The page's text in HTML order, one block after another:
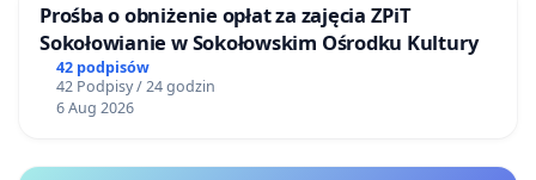
Prośba o obniżenie opłat za zajęcia ZPiT
Sokołowianie w Sokołowskim Ośrodku Kultury
42 podpisów
42 Podpisy / 24 godzin
6 Aug 2026